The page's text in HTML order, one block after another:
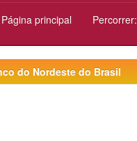
principal Percorrer:
do Nordeste do Brasil